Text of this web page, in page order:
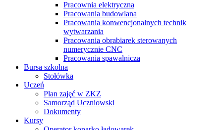
Pracownia elektryczna
Pracowania budowlana
Pracowania konwencjonalnych technik
wytwarzania
Pracowania obrabiarek sterowanych
numerycznie CNC
Pracowania spawalnicza
Bursa szkolna
Stołówka
Uczeń
Plan zajęć w ZKZ
Samorząd Uczniowski
Dokumenty
Kursy